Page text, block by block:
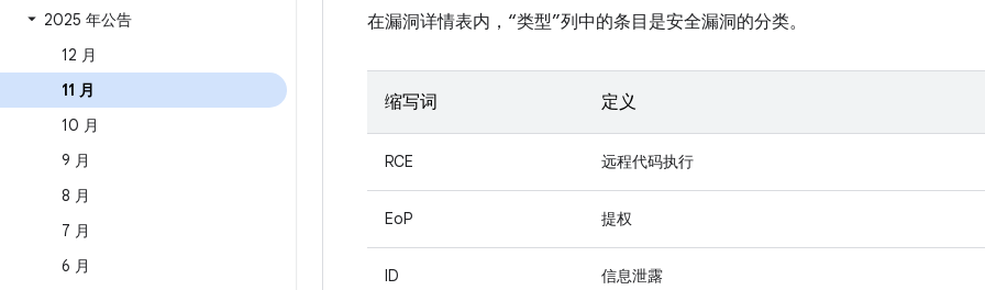
2025 年公告
12 月
11 月
10 月
9 月
8 月
7 月
6 月
在漏洞详情表内，“类型”列中的条目是安全漏洞的分类。
缩写词 定义
RCE 远程代码执行
EoP 提权
ID 信息泄露